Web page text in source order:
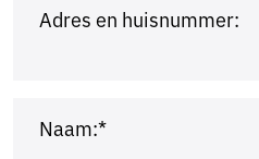
Adres en huisnummer:
Naam:*